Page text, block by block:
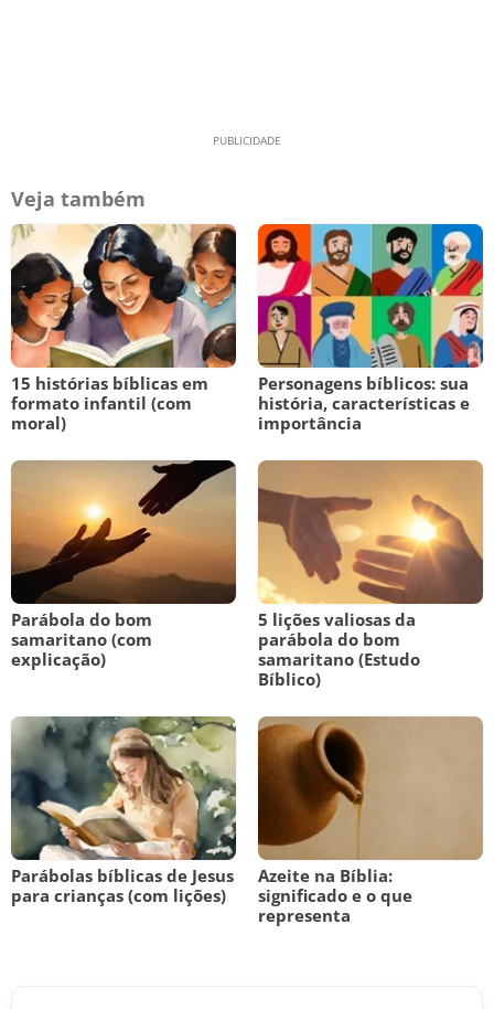
Veja também
15 histórias bíblicas em
formato infantil (com
moral)
Personagens bíblicos: sua
história, características e
importância
Parábola do bom
samaritano (com
explicação)
5 lições valiosas da
parábola do bom
samaritano (Estudo
Bíblico)
Parábolas bíblicas de Jesus
para crianças (com lições)
Azeite na Bíblia:
significado e o que
representa